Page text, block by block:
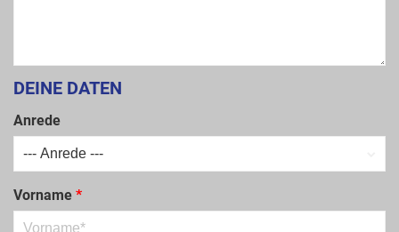
DEINE DATEN
Anrede
Vorname *